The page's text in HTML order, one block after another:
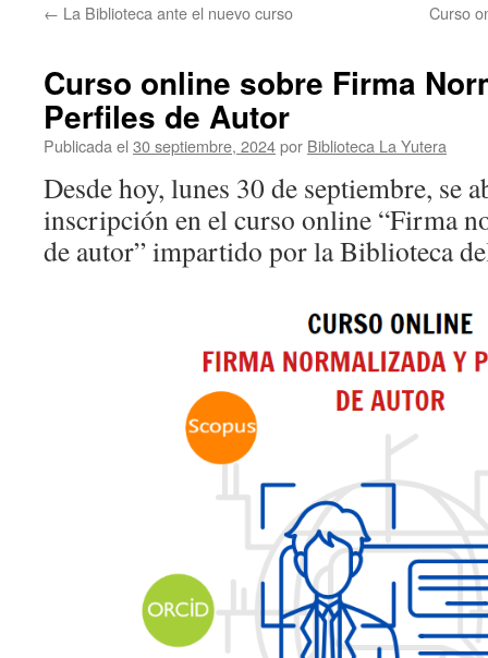
← La Biblioteca ante el nuevo curso Curso
Curso online sobre Firma
Perfiles de Autor
Publicada el 30 septiembre, 2024por Biblioteca La Yutera
Desde hoy, lunes 30 de septiembre, se
inscripción en el curso online “Firma
de autor” impartido por la Biblioteca